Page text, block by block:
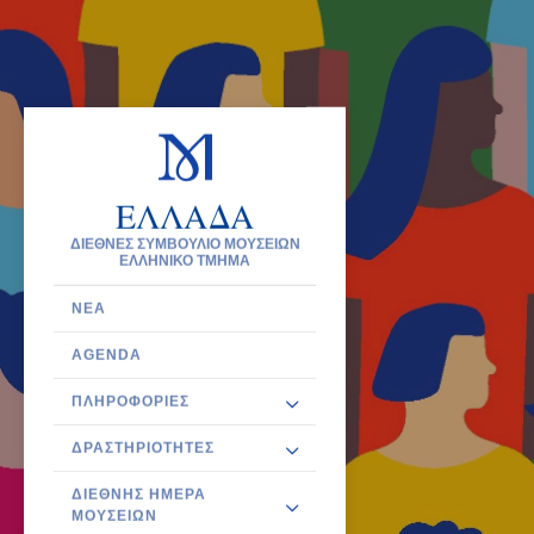
ΕΛΛΑΔΑ
ΔΙΕΘΝΕΣ ΣΥΜΒΟΥΛΙΟ ΜΟΥΣΕΙΩΝ
ΕΛΛΗΝΙΚΟ ΤΜΗΜΑ
ΝΈΑ
AGENDA
ΠΛΗΡΟΦΟΡΊΕΣ
ΔΡΑΣΤΗΡΙΌΤΗΤΕΣ
ΔΙΕΘΝΉΣ ΗΜΈΡΑ
ΜΟΥΣΕΊΩΝ